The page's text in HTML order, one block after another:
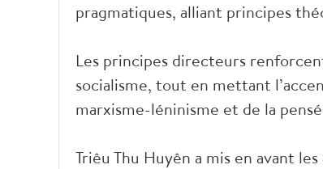
pragmatiques, alliant principes
Les principes directeurs
socialisme, tout en mettant
marxisme-léninisme et de la
Triêu Thu Huyên a mis en avant